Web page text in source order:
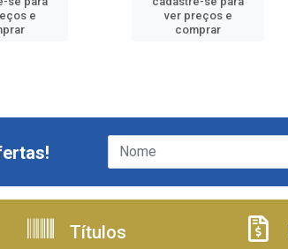
e
ver preços e
comprar
Títulos